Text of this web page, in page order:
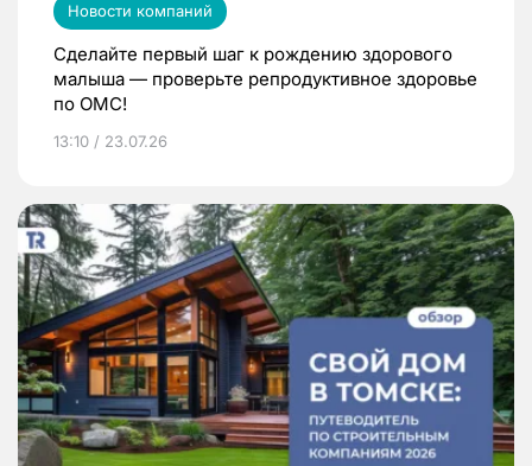
Новости компаний
Сделайте первый шаг к рождению здорового
малыша — проверьте репродуктивное здоровье
по ОМС!
13:10 / 23.07.26